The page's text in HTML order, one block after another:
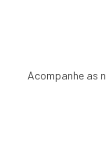
Acompanhe as